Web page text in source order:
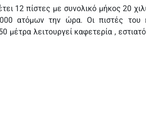
12 πίστες με συνολικό μήκος 20
ατόμων την ώρα. Οι πιστές του
λειτουργεί καφετερία ,